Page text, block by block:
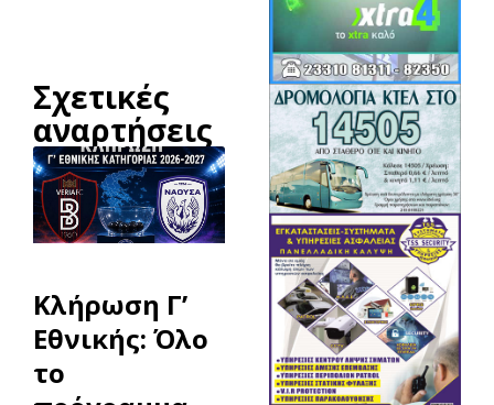
Σχετικές
αναρτήσεις
Κλήρωση Γ’
Εθνικής: Όλο
το